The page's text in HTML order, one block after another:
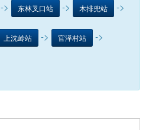
-> 东林叉口站 -> 木排兜站 ->
上沈岭站 -> 官泽村站 ->